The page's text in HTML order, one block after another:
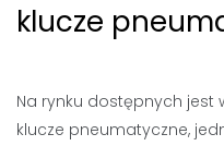
klucze
Na rynku dostępnych jest
klucze pneumatyczne,